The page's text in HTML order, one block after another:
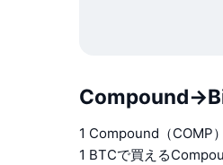
1 Compound（COMP
1 BTCで買える